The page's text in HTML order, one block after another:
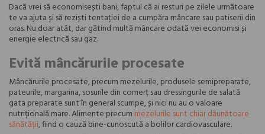
Dacă vrei să economisești bani, faptul că ai resturi pe zilele următoare
te va ajuta și să reziști tentației de a cumpăra mâncare sau patiserii din
oras. Nu doar atât, dar gătind multă mâncare odată vei economisi și
energie electrică sau gaz.
Evită mâncărurile procesate
Mâncărurile procesate, precum mezelurile, produsele semipreparate,
pateurile, margarina, sosurile din comerț sau dressingurile de salată
gata preparate sunt în general scumpe, și nici nu au o valoare
nutrițională mare. Alimente precum mezelurile sunt chiar dăunătoare
sănătății, fiind o cauză bine-cunoscută a bolilor cardiovasculare.